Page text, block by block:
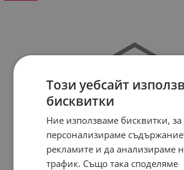
Този уебсайт
бисквитки
Ние използваме бисквитки, за
персонализираме
рекламите и да анализираме
трафик. Също така споделяме